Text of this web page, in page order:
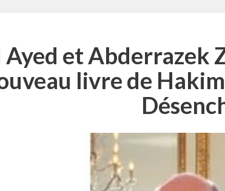
et Abderrazek
livre de